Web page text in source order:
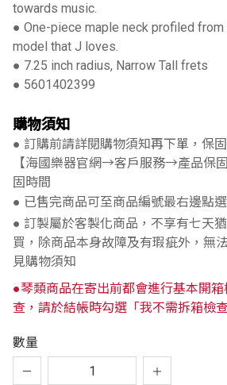
towards music.
● One-piece maple neck profiled from
model that J loves.
● 7.25 inch radius, Narrow Tall frets
● 5601402399
購物須知
● 訂購前請詳閱購物須知再下單，保
【海國樂器官網→客戶服務→產品保
固時間
● 已售完商品可至商品編號最右邊點
● 訂製屬於客製化商品，不享有七天
買，除商品本身故障及有瑕疵外，無
見購物須知
●琴類商品在寄出前都會進行基本開
查，請於結帳時勾選「我不需拆箱檢查
數量